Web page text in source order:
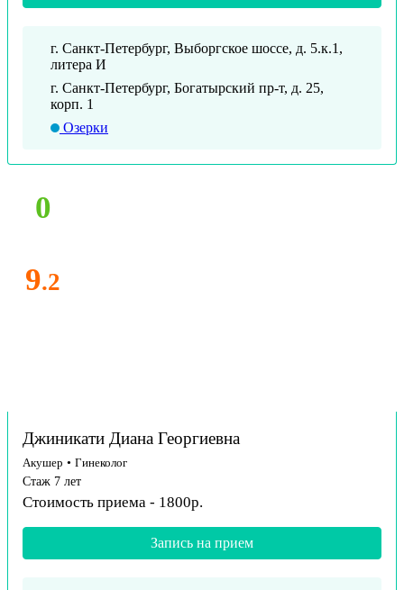
г. Санкт-Петербург, Выборгское шоссе, д. 5.к.1,
литера И
г. Санкт-Петербург, Богатырский пр-т, д. 25,
корп. 1
Озерки
0
9.2
Джиникати Диана Георгиевна
Акушер • Гинеколог
Стаж 7 лет
Стоимость приема - 1800р.
Запись на прием